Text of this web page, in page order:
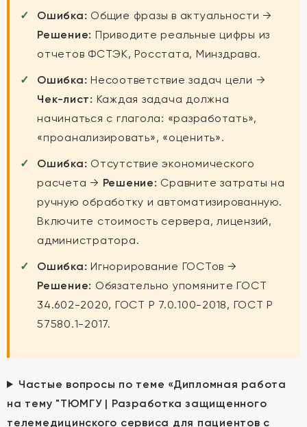
Ошибка: Общие фразы в актуальности →
Решение: Приводите реальные цифры из
отчетов ФСТЭК, Росстата, Минздрава.
Ошибка: Несоответствие задач цели →
Чек-лист: Каждая задача должна
начинаться с глагола: «разработать»,
«проанализировать», «оценить».
Ошибка: Отсутствие экономического
расчета → Решение: Сравните затраты на
ручную обработку и автоматизированную.
Включите стоимость сервера, лицензий,
администратора.
Ошибка: Игнорирование ГОСТов →
Решение: Обязательно упомяните ГОСТ
34.602-2020, ГОСТ Р 7.0.100-2018, ГОСТ Р
57580.1-2017.
Частые вопросы по теме «Дипломная работа
на тему "ТЮМГУ | Разработка защищенного
телемедицинского сервиса для пациентов с